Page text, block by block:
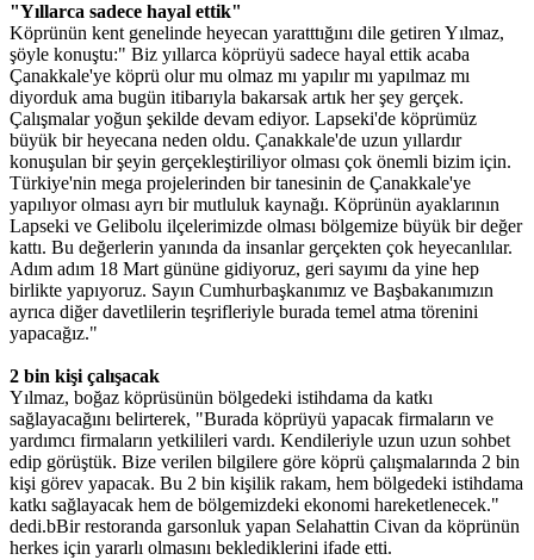
"Yıllarca sadece hayal ettik"
Köprünün kent genelinde heyecan yaratttığını dile getiren Yılmaz,
şöyle konuştu:" Biz yıllarca köprüyü sadece hayal ettik acaba
Çanakkale'ye köprü olur mu olmaz mı yapılır mı yapılmaz mı
diyorduk ama bugün itibarıyla bakarsak artık her şey gerçek.
Çalışmalar yoğun şekilde devam ediyor. Lapseki'de köprümüz
büyük bir heyecana neden oldu. Çanakkale'de uzun yıllardır
konuşulan bir şeyin gerçekleştiriliyor olması çok önemli bizim için.
Türkiye'nin mega projelerinden bir tanesinin de Çanakkale'ye
yapılıyor olması ayrı bir mutluluk kaynağı. Köprünün ayaklarının
Lapseki ve Gelibolu ilçelerimizde olması bölgemize büyük bir değer
kattı. Bu değerlerin yanında da insanlar gerçekten çok heyecanlılar.
Adım adım 18 Mart gününe gidiyoruz, geri sayımı da yine hep
birlikte yapıyoruz. Sayın Cumhurbaşkanımız ve Başbakanımızın
ayrıca diğer davetlilerin teşrifleriyle burada temel atma törenini
yapacağız."
2 bin kişi çalışacak
Yılmaz, boğaz köprüsünün bölgedeki istihdama da katkı
sağlayacağını belirterek, "Burada köprüyü yapacak firmaların ve
yardımcı firmaların yetkilileri vardı. Kendileriyle uzun uzun sohbet
edip görüştük. Bize verilen bilgilere göre köprü çalışmalarında 2 bin
kişi görev yapacak. Bu 2 bin kişilik rakam, hem bölgedeki istihdama
katkı sağlayacak hem de bölgemizdeki ekonomi hareketlenecek."
dedi.bBir restoranda garsonluk yapan Selahattin Civan da köprünün
herkes için yararlı olmasını beklediklerini ifade etti.